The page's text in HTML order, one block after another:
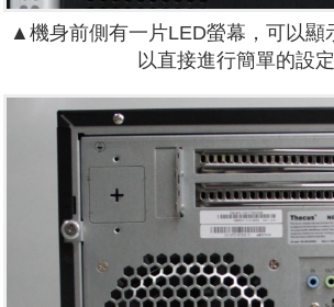
▲機身前側有一片LED螢幕，可以顯
以直接進行簡單的設定